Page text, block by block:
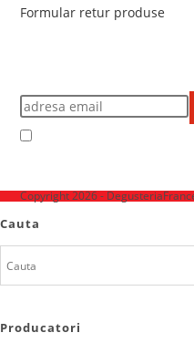
Formular retur produse
Copyright 2026 -
Cauta
Producatori